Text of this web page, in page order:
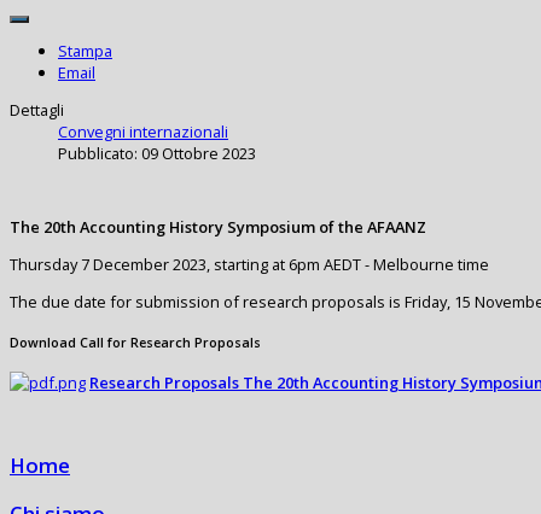
Stampa
Email
Dettagli
Convegni internazionali
Pubblicato: 09 Ottobre 2023
The 20th Accounting History Symposium of the AFAANZ
Thursday 7 December 2023, starting at 6pm AEDT - Melbourne time
The due date for submission of research proposals is Friday, 15
Download Call for Research Proposals
Research Proposals The 20th Accounting History
Home